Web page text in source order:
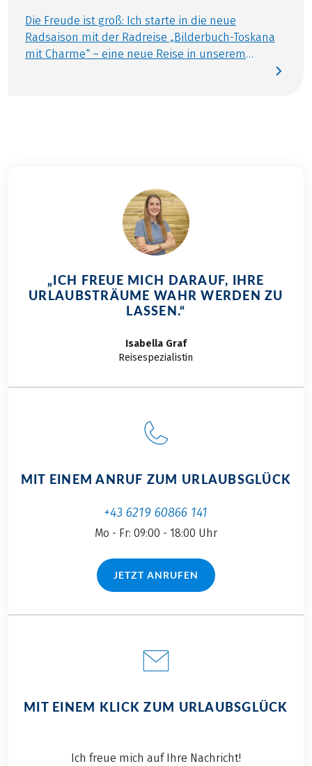
Die Freude ist groß: Ich starte in die neue
Radsaison mit der Radreise „Bilderbuch-Toskana
mit Charme“ – eine neue Reise in unserem
„ICH FREUE MICH DARAUF, IHRE
URLAUBSTRÄUME WAHR WERDEN ZU
LASSEN.“
Isabella Graf
Reisespezialistin
MIT EINEM ANRUF ZUM URLAUBSGLÜCK
+43 6219 60866 141
Mo - Fr: 09:00 - 18:00 Uhr
JETZT ANRUFEN(LINK ÖFFNET IN NEUEM TAB)
MIT EINEM KLICK ZUM URLAUBSGLÜCK
Ich freue mich auf Ihre Nachricht!